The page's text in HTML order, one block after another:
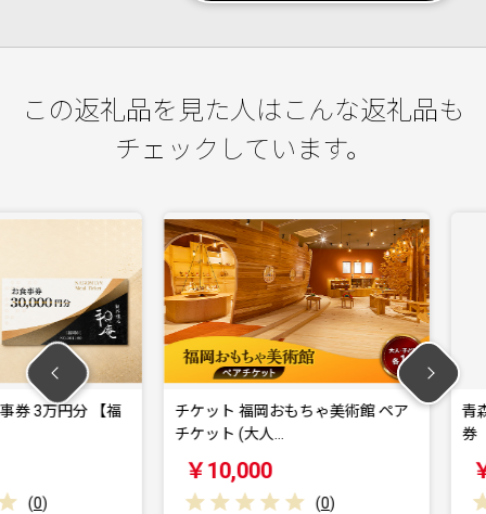
この返礼品を見た人はこんな返礼品も
チェックしています。
円分 【福
チケット 福岡おもちゃ美術館 ペア
チケット (大人…
￥10,000
(0)
青森カン
券
￥